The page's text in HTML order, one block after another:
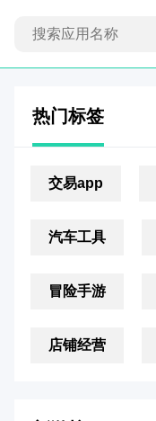
热门标签
交易app
汽车工具
冒险手游
店铺经营